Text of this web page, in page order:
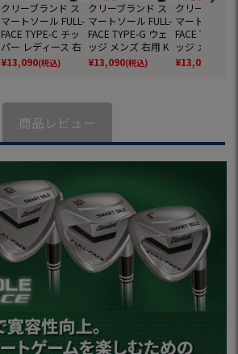
クリーブランド ス
マートソール FULL-
FACE TYPE-C チッ
パー レディース 右
用 UST RECOIL DAR
T 50 WEDGEカーボ
¥13,090(税込)
クリーブランド ス
マートソール FULL-
FACE TYPE-G ウェ
ッジ メンズ 右用 K
BS Hi-Rev MAX105
スチールシャフト
¥13,090(税込)
クリーブラン
マートソール
FACE TYPE-S
ッジ メンズ
BS Hi-Rev
スチールシャ
¥13,090
商品レビュー